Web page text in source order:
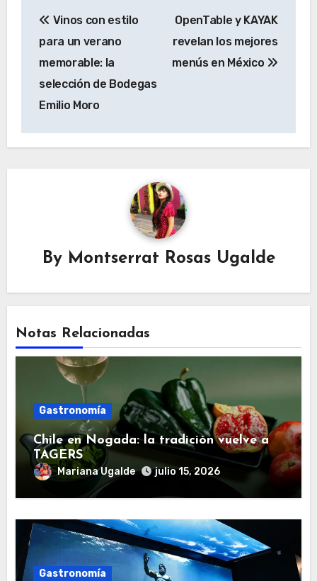
de
entradas
Vinos con estilo
para un verano
memorable: la
selección de Bodegas
Emilio Moro
OpenTable y KAYAK
revelan los mejores
menús en México
By Montserrat Rosas Ugalde
Notas Relacionadas
Gastronomía
Chile en Nogada: la tradición vuelve a
TAGERS
Mariana Ugalde julio 15, 2026
Gastronomía